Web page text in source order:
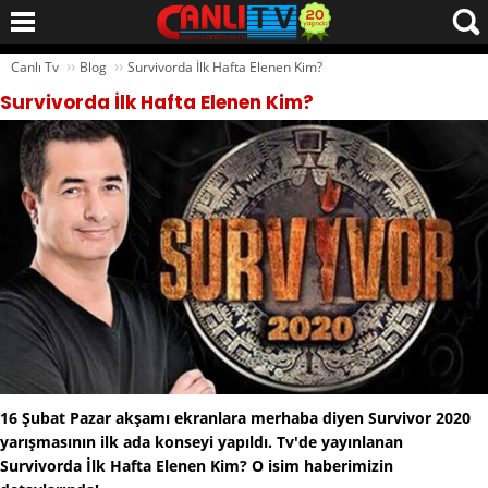
Canlı Tv ›› Blog ›› Survivorda İlk Hafta Elenen Kim?
Survivorda İlk Hafta Elenen Kim?
16 Şubat Pazar akşamı ekranlara merhaba diyen Survivor 2020
yarışmasının ilk ada konseyi yapıldı. Tv'de yayınlanan
Survivorda İlk Hafta Elenen Kim? O isim haberimizin